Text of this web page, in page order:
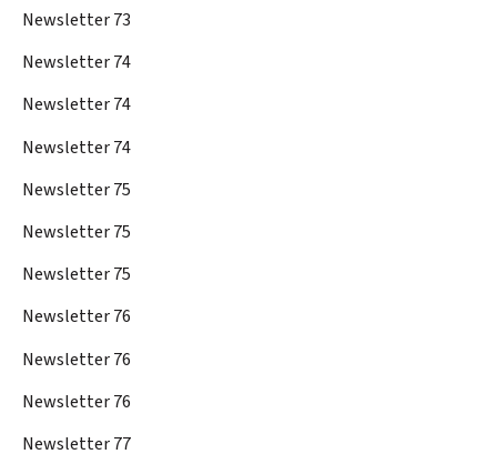
Newsletter 73
Newsletter 74
Newsletter 74
Newsletter 74
Newsletter 75
Newsletter 75
Newsletter 75
Newsletter 76
Newsletter 76
Newsletter 76
Newsletter 77